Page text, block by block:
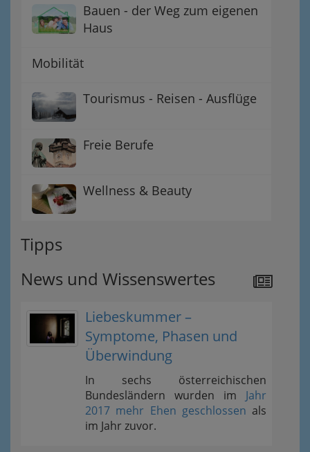
Bauen - der Weg zum eigenen
Haus
Mobilität
Tourismus - Reisen - Ausflüge
Freie Berufe
Wellness & Beauty
Tipps
News und Wissenswertes
Liebeskummer –
Symptome, Phasen und
Überwindung
In sechs österreichischen
Bundesländern wurden im Jahr
2017 mehr Ehen geschlossen als
im Jahr zuvor.